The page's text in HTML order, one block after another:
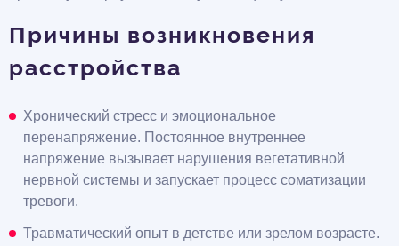
Причины возникновения
расстройства
Хронический стресс и эмоциональное
перенапряжение. Постоянное внутреннее
напряжение вызывает нарушения вегетативной
нервной системы и запускает процесс соматизации
тревоги.
Травматический опыт в детстве или зрелом возрасте.